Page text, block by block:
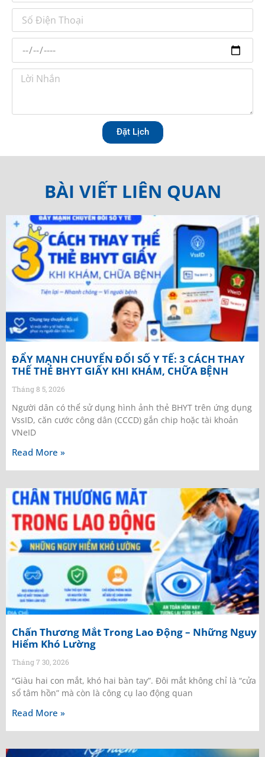
Đặt Lịch
BÀI VIẾT LIÊN QUAN
ĐẨY MẠNH CHUYỂN ĐỔI SỐ Y TẾ: 3 CÁCH THAY
THẾ THẺ BHYT GIẤY KHI KHÁM, CHỮA BỆNH
Tháng 8 5, 2026
Người dân có thể sử dụng hình ảnh thẻ BHYT trên ứng dụng
VssID, căn cước công dân (CCCD) gắn chip hoặc tài khoản
VNeID
Read More »
Chấn Thương Mắt Trong Lao Động – Những Nguy
Hiểm Khó Lường
Tháng 7 30, 2026
“Giàu hai con mắt, khó hai bàn tay”. Đôi mắt không chỉ là “cửa
sổ tâm hồn” mà còn là công cụ lao động quan
Read More »